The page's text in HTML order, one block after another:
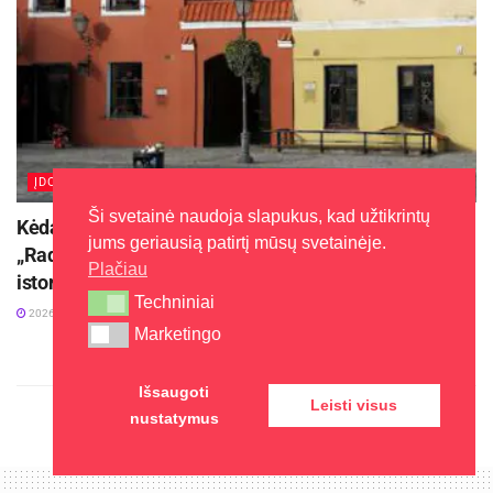
ĮDOMU
Kėdainiuose prasidės kultūros ir istorijos festivalis
„Radviliada“ ir papasakos kunigaikščių Radvilų
istoriją
2026-08-04
Ši svetainė naudoja slapukus, kad užtikrintų
jums geriausią patirtį mūsų svetainėje.
Plačiau
Techniniai
Techniniai
Marketingo
Marketingo
Išsaugoti
nustatymus
Leisti visus